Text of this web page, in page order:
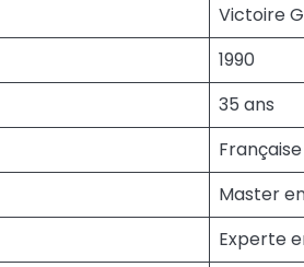
Victoire
1990
35 ans
Française
Master
Experte